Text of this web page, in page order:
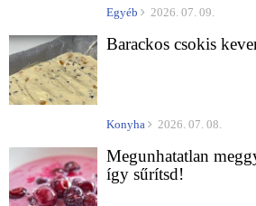
Egyéb 2026. 07. 09.
Barackos csokis
Konyha 2026. 07. 08.
Megunhatatlan
így sűrítsd!